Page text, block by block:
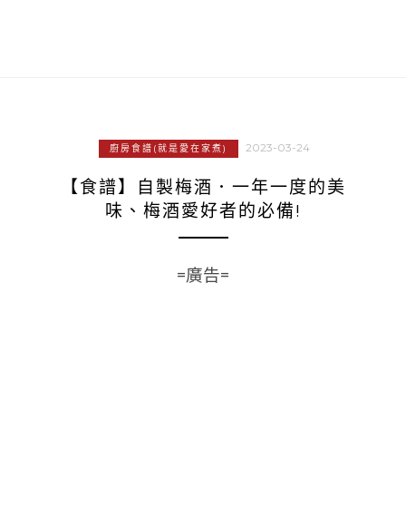
廚房食譜(就是愛在家煮) 2023-03-24
【食譜】自製梅酒．一年一度的美
味、梅酒愛好者的必備!
=廣告=